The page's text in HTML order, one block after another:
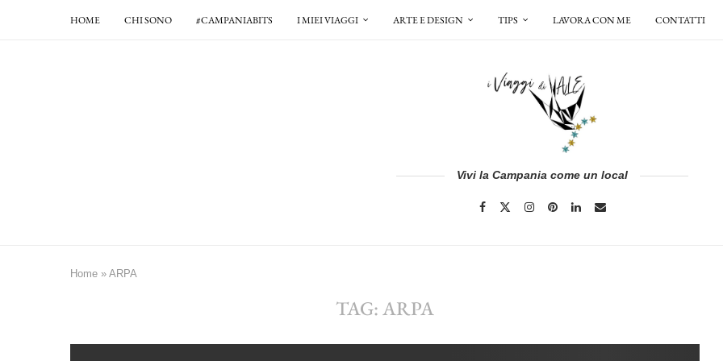
HOME CHI SONO #CAMPANIABITS I MIEI VIAGGI ARTE E DESIGN TIPS LAVORA CON ME CONTATTI
Vivi la Campania come un local
Home » ARPA
TAG:ARPA